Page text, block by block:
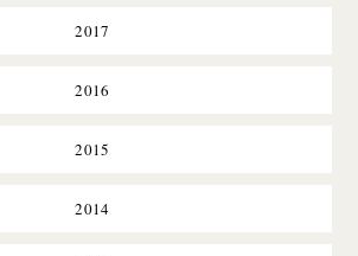
2017
2016
2015
2014